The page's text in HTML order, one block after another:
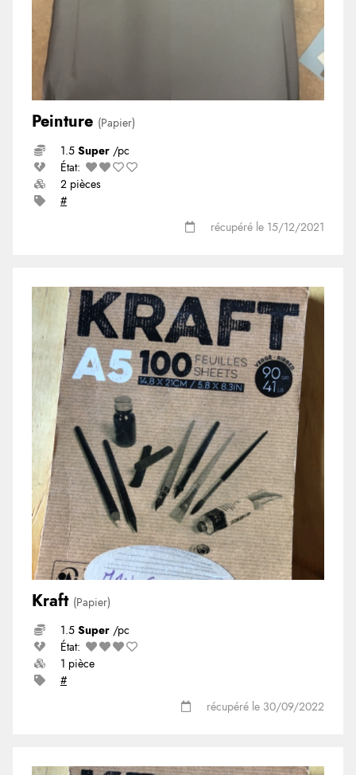
Peinture (Papier)
1.5 Super /pc
État:
2 pièces
#
récupéré le 15/12/2021
Kraft (Papier)
1.5 Super /pc
État:
1 pièce
#
récupéré le 30/09/2022